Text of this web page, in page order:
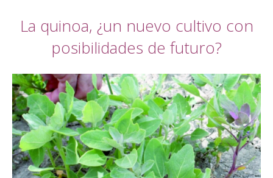
La quinoa, ¿un nuevo cultivo con
posibilidades de futuro?